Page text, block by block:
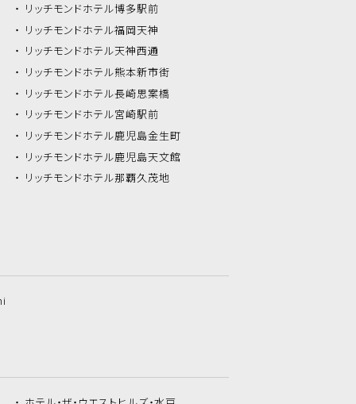
リッチモンドホテル博多駅前
リッチモンドホテル福岡天神
リッチモンドホテル天神西通
リッチモンドホテル熊本新市街
リッチモンドホテル長崎思案橋
リッチモンドホテル宮崎駅前
リッチモンドホテル鹿児島金生町
リッチモンドホテル鹿児島天文館
リッチモンドホテル那覇久茂地